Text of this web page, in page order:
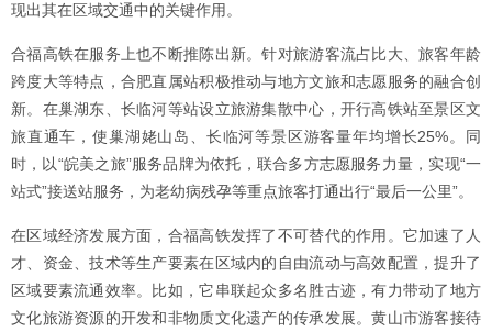
现出其在区域交通中的关键作用。
合福高铁在服务上也不断推陈出新。针对旅游客流占比大、旅客年龄
跨度大等特点，合肥直属站积极推动与地方文旅和志愿服务的融合创
新。在巢湖东、长临河等站设立旅游集散中心，开行高铁站至景区文
旅直通车，使巢湖姥山岛、长临河等景区游客量年均增长25%。同
时，以“皖美之旅”服务品牌为依托，联合多方志愿服务力量，实现“一
站式”接送站服务，为老幼病残孕等重点旅客打通出行“最后一公里”。
在区域经济发展方面，合福高铁发挥了不可替代的作用。它加速了人
才、资金、技术等生产要素在区域内的自由流动与高效配置，提升了
区域要素流通效率。比如，它串联起众多名胜古迹，有力带动了地方
文化旅游资源的开发和非物质文化遗产的传承发展。黄山市游客接待